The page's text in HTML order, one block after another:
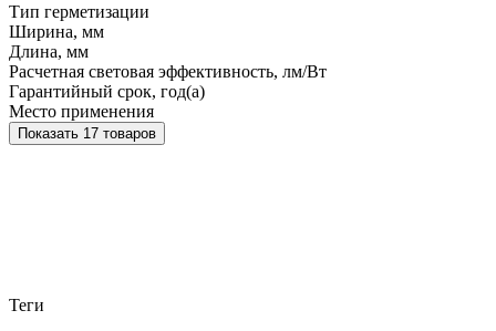
Тип герметизации
Ширина, мм
Длина, мм
Расчетная световая эффективность, лм/Вт
Гарантийный срок, год(а)
Место применения
Показать 17 товаров
Теги